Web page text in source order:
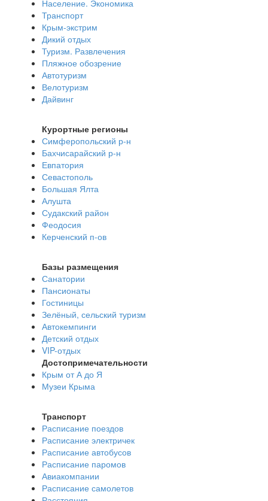
Население. Экономика
Транспорт
Крым-экстрим
Дикий отдых
Туризм. Развлечения
Пляжное обозрение
Автотуризм
Велотуризм
Дайвинг
Курортные регионы
Симферопольский р-н
Бахчисарайский р-н
Евпатория
Севастополь
Большая Ялта
Алушта
Судакский район
Феодосия
Керченский п-ов
Базы размещения
Санатории
Пансионаты
Гостиницы
Зелёный, сельский туризм
Автокемпинги
Детский отдых
VIP-отдых
Достопримечательности
Крым от А до Я
Музеи Крыма
Транспорт
Расписание поездов
Расписание электричек
Расписание автобусов
Расписание паромов
Авиакомпании
Расписание самолетов